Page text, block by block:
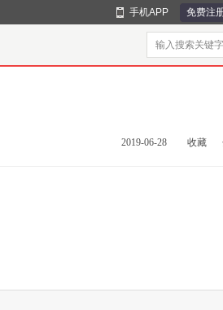
手机APP 免费注
收藏
2019-06-28